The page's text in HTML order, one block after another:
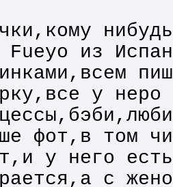
из
у неро
фот,в том
у него
с